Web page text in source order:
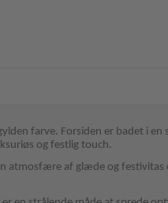
farve. Forsiden er badet i en
og festlig touch.
atmosfære af glæde og